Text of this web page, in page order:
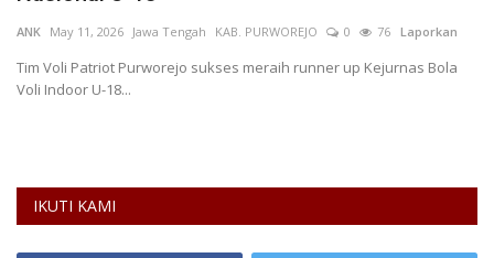
ANK May 11, 2026 Jawa Tengah KAB. PURWOREJO 0 76 Laporkan
Tim Voli Patriot Purworejo sukses meraih runner up Kejurnas Bola
Voli Indoor U-18...
IKUTI KAMI